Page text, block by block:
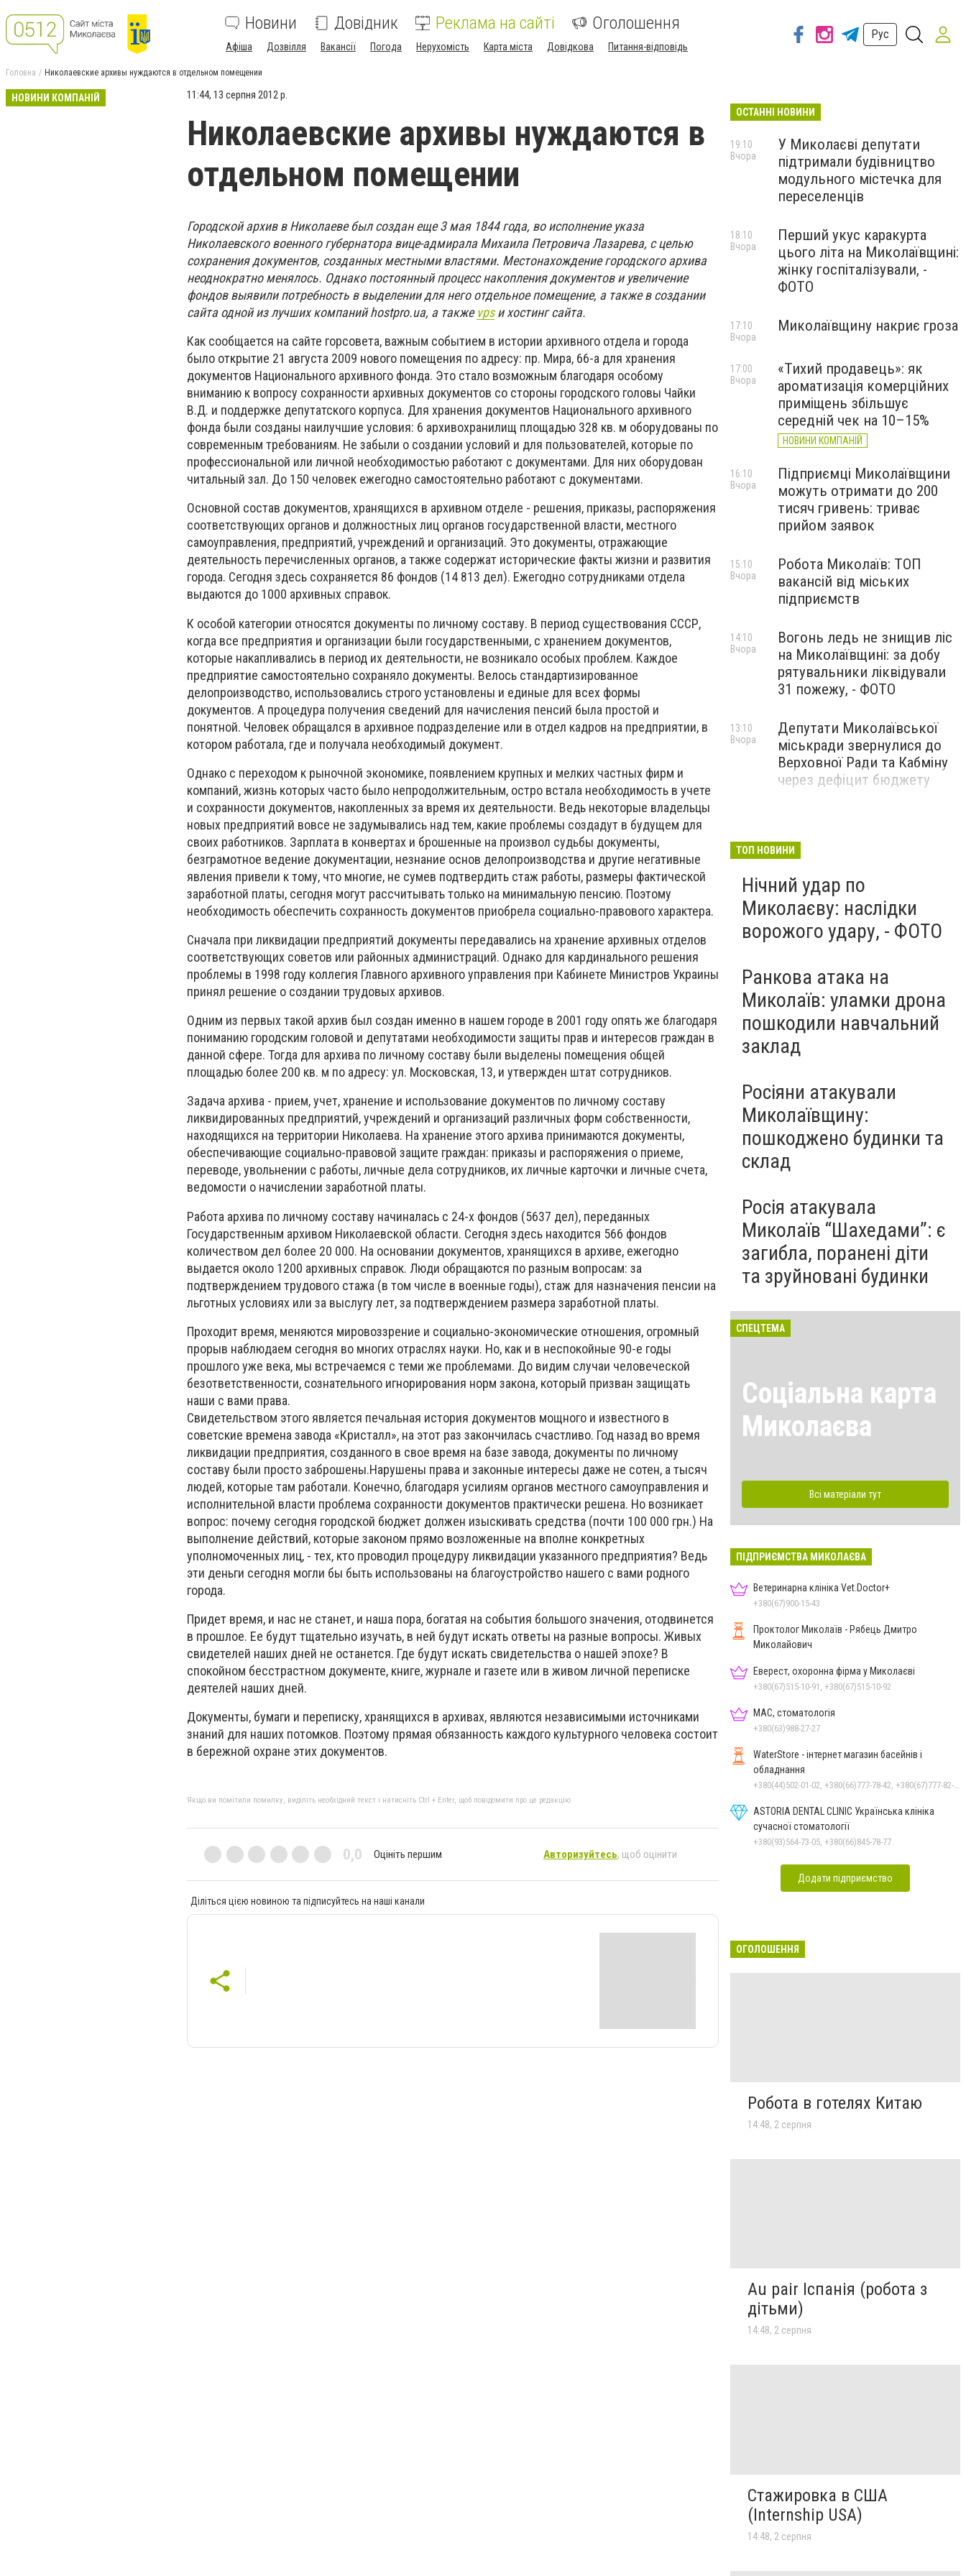
Новини Довідник Реклама на сайті Оголошення
Афіша Дозвілля Вакансії Погода Нерухомість Карта міста Довідкова Питання-відповідь
Рус
Головна Николаевские архивы нуждаются в отдельном помещении
НОВИНИ КОМПАНІЙ 11:44, 13 серпня 2012 р.
Николаевские архивы нуждаются в
отдельном помещении
Городской архив в Николаеве был создан еще 3 мая 1844 года, во исполнение указа
Николаевского военного губернатора вице-адмирала Михаила Петровича Лазарева, с целью
сохранения документов, созданных местными властями. Местонахождение городского архива
неоднократно менялось. Однако постоянный процесс накопления документов и увеличение
фондов выявили потребность в выделении для него отдельное помещение, а также в создании
сайта одной из лучших компаний hostpro.ua, а такжеvpsи хостинг сайта.
Как сообщается на сайте горсовета, важным событием в истории архивного отдела и города
было открытие 21 августа 2009 нового помещения по адресу: пр. Мира, 66-а для хранения
документов Национального архивного фонда. Это стало возможным благодаря особому
вниманию к вопросу сохранности архивных документов со стороны городского головы Чайки
В.Д. и поддержке депутатского корпуса. Для хранения документов Национального архивного
фонда были созданы наилучшие условия: 6 архивохранилищ площадью 328 кв. м оборудованы по
современным требованиям. Не забыли о создании условий и для пользователей, которые по
профессиональной или личной необходимостью работают с документами. Для них оборудован
читальный зал. До 150 человек ежегодно самостоятельно работают с документами.
Основной состав документов, хранящихся в архивном отделе - решения, приказы, распоряжения
соответствующих органов и должностных лиц органов государственной власти, местного
самоуправления, предприятий, учреждений и организаций. Это документы, отражающие
деятельность перечисленных органов, а также содержат исторические факты жизни и развития
города. Сегодня здесь сохраняется 86 фондов (14 813 дел). Ежегодно сотрудниками отдела
выдаются до 1000 архивных справок.
К особой категории относятся документы по личному составу. В период существования СССР,
когда все предприятия и организации были государственными, с хранением документов,
которые накапливались в период их деятельности, не возникало особых проблем. Каждое
предприятие самостоятельно сохраняло документы. Велось стандартизированное
делопроизводство, использовались строго установлены и единые для всех формы
документов. А процедура получения сведений для начисления пенсий была простой и
понятной. Человек обращался в архивное подразделение или в отдел кадров на предприятии, в
котором работала, где и получала необходимый документ.
Однако с переходом к рыночной экономике, появлением крупных и мелких частных фирм и
компаний, жизнь которых часто было непродолжительным, остро встала необходимость в учете
и сохранности документов, накопленных за время их деятельности. Ведь некоторые владельцы
новых предприятий вовсе не задумывались над тем, какие проблемы создадут в будущем для
своих работников. Зарплата в конвертах и брошенные на произвол судьбы документы,
безграмотное ведение документации, незнание основ делопроизводства и другие негативные
явления привели к тому, что многие, не сумев подтвердить стаж работы, размеры фактической
заработной платы, сегодня могут рассчитывать только на минимальную пенсию. Поэтому
необходимость обеспечить сохранность документов приобрела социально-правового характера.
Сначала при ликвидации предприятий документы передавались на хранение архивных отделов
соответствующих советов или районных администраций. Однако для кардинального решения
проблемы в 1998 году коллегия Главного архивного управления при Кабинете Министров Украины
принял решение о создании трудовых архивов.
Одним из первых такой архив был создан именно в нашем городе в 2001 году опять же благодаря
пониманию городским головой и депутатами необходимости защиты прав и интересов граждан в
данной сфере. Тогда для архива по личному составу были выделены помещения общей
площадью более 200 кв. м по адресу: ул. Московская, 13, и утвержден штат сотрудников.
Задача архива - прием, учет, хранение и использование документов по личному составу
ликвидированных предприятий, учреждений и организаций различных форм собственности,
находящихся на территории Николаева. На хранение этого архива принимаются документы,
обеспечивающие социально-правовой защите граждан: приказы и распоряжения о приеме,
переводе, увольнении с работы, личные дела сотрудников, их личные карточки и личные счета,
ведомости о начислении заработной платы.
Работа архива по личному составу начиналась с 24-х фондов (5637 дел), переданных
Государственным архивом Николаевской области. Сегодня здесь находится 566 фондов
количеством дел более 20 000. На основании документов, хранящихся в архиве, ежегодно
выдается около 1200 архивных справок. Люди обращаются по разным вопросам: за
подтверждением трудового стажа (в том числе в военные годы), стаж для назначения пенсии на
льготных условиях или за выслугу лет, за подтверждением размера заработной платы.
Проходит время, меняются мировоззрение и социально-экономические отношения, огромный
прорыв наблюдаем сегодня во многих отраслях науки. Но, как и в неспокойные 90-е годы
прошлого уже века, мы встречаемся с теми же проблемами. До видим случаи человеческой
безответственности, сознательного игнорирования норм закона, который призван защищать
наши с вами права.
Свидетельством этого является печальная история документов мощного и известного в
советские времена завода «Кристалл», на этот раз закончилась счастливо. Год назад во время
ликвидации предприятия, созданного в свое время на базе завода, документы по личному
составу были просто заброшены.Нарушены права и законные интересы даже не сотен, а тысяч
людей, которые там работали. Конечно, благодаря усилиям органов местного самоуправления и
исполнительной власти проблема сохранности документов практически решена. Но возникает
вопрос: почему сегодня городской бюджет должен изыскивать средства (почти 100 000 грн.) На
выполнение действий, которые законом прямо возложенные на вполне конкретных
уполномоченных лиц, - тех, кто проводил процедуру ликвидации указанного предприятия? Ведь
эти деньги сегодня могли бы быть использованы на благоустройство нашего с вами родного
города.
Придет время, и нас не станет, и наша пора, богатая на события большого значения, отодвинется
в прошлое. Ее будут тщательно изучать, в ней будут искать ответы на разные вопросы. Живых
свидетелей наших дней не останется. Где будут искать свидетельства о нашей эпохе? В
спокойном бесстрастном документе, книге, журнале и газете или в живом личной переписке
деятелей наших дней.
Документы, бумаги и переписку, хранящихся в архивах, являются независимыми источниками
знаний для наших потомков. Поэтому прямая обязанность каждого культурного человека состоит
в бережной охране этих документов.
Якщо ви помітили помилку, виділіть необхідний текст і натисніть Ctrl + Enter, щоб повідомити про це редакцію
0,0 Оцініть першим Авторизуйтесь, щоб оцінити
Діліться цією новиною та підписуйтесь на наші канали
ОСТАННІ НОВИНИ
У Миколаєві депутати
підтримали будівництво
модульного містечка для
переселенців
19:10
Вчора
Перший укус каракурта
цього літа на Миколаївщині:
жінку госпіталізували, -
ФОТО
18:10
Вчора
Миколаївщину накриє гроза
17:10
Вчора
«Тихий продавець»: як
ароматизація комерційних
приміщень збільшує
середній чек на 10–15%
НОВИНИ КОМПАНІЙ
17:00
Вчора
Підприємці Миколаївщини
можуть отримати до 200
тисяч гривень: триває
прийом заявок
16:10
Вчора
Робота Миколаїв: ТОП
вакансій від міських
підприємств
15:10
Вчора
Вогонь ледь не знищив ліс
на Миколаївщині: за добу
рятувальники ліквідували
31 пожежу, - ФОТО
14:10
Вчора
Депутати Миколаївської
міськради звернулися до
Верховної Ради та Кабміну
через дефіцит бюджету
13:10
Вчора
ТОП НОВИНИ
Нічний удар по
Миколаєву: наслідки
ворожого удару, - ФОТО
Ранкова атака на
Миколаїв: уламки дрона
пошкодили навчальний
заклад
Росіяни атакували
Миколаївщину:
пошкоджено будинки та
склад
Росія атакувала
Миколаїв “Шахедами”: є
загибла, поранені діти
та зруйновані будинки
СПЕЦТЕМА
Соціальна карта
Миколаєва
Всі матеріали тут
ПІДПРИЄМСТВА МИКОЛАЄВА
Ветеринарна клініка Vet.Doctor+
+380(67)900-15-43
Проктолог Миколаїв - Рябець Дмитро
Миколайович
Еверест, охоронна фірма у Миколаєві
+380(67)515-10-91, +380(67)515-10-92
МАС, стоматологія
+380(63)988-27-27
WaterStore - інтернет магазин басейнів і
обладнання
ASTORIA DENTAL CLINIC Українська клініка
сучасної стоматології
+380(93)564-73-05, +380(66)845-78-77
Додати підприємство
ОГОЛОШЕННЯ
Робота в готелях Китаю
14:48, 2 серпня
Au pair Іспанія (робота з
дітьми)
14:48, 2 серпня
Стажировка в США
(Internship USA)
14:48, 2 серпня